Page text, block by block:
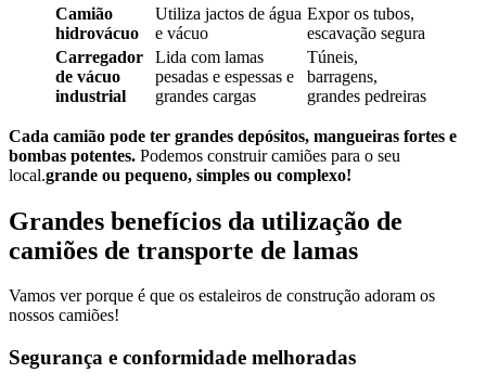
Camião
hidrovácuo
Utiliza jactos de água
e vácuo
Expor os tubos,
escavação segura
Carregador
de vácuo
industrial
Lida com lamas
pesadas e espessas e
grandes cargas
Túneis,
barragens,
grandes pedreiras
Cada camião pode ter grandes depósitos, mangueiras fortes e
bombas potentes. Podemos construir camiões para o seu
local.grande ou pequeno, simples ou complexo!
Grandes benefícios da utilização de
camiões de transporte de lamas
Vamos ver porque é que os estaleiros de construção adoram os
nossos camiões!
Segurança e conformidade melhoradas